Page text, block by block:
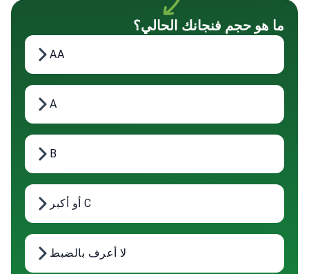
ما هو حجم فنجانك الحالي؟
AA
A
B
C أو أكبر
لا أعرف بالضبط